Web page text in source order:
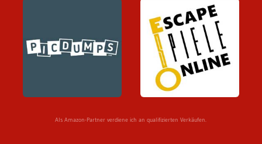
Als Amazon-Partner verdiene ich an qualifizierten Verkäufen.